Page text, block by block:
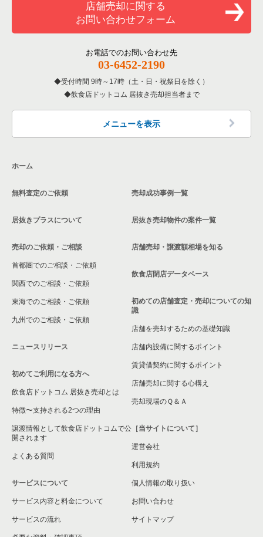
大阪府の寿司の居抜き売却物件の案件一覧
大阪府の鉄板焼き・お好み焼の居抜き売却物件の案件一覧
大阪府のアジア料理の居抜き売却物件の案件一覧
大阪府のカフェの居抜き売却物件の案件一覧
大阪府のお弁当・惣菜・デリの居抜き売却物件の案件一覧
大阪府のカラオケ・パブ・スナックの居抜き売却物件の案件一
大阪府の和食の居抜き売却物件の案件一覧
大阪府の洋食の居抜き売却物件の案件一覧
大阪府のその他の居抜き売却物件の案件一覧
東大阪市のテイクアウトの居抜き売却物件の案件一覧
東大阪市のカラオケ・パブ・スナックの居抜き売却物件の案件
東大阪市の和食の居抜き売却物件の案件一覧
東大阪市の洋食の居抜き売却物件の案件一覧
東大阪市のその他の居抜き売却物件の案件一覧
布施駅の居酒屋・ダイニングバーの居抜き売却物件の案件一覧
布施駅の洋食の居抜き売却物件の案件一覧
布施駅のその他の居抜き売却物件の案件一覧
布施駅の1階の飲食店の居抜き売却物件の案件一覧
大阪府の現賃料20万円以下の飲食店の居抜き売却物件の案件一
一覧
店舗売却に関する
お問い合わせフォーム
お電話でのお問い合わせ先
03-6452-2190
受付時間 9時～17時（土・日・祝祭日を除く）
飲食店ドットコム 居抜き売却担当者まで
メニューを表示
ホーム
無料査定のご依頼
居抜きプラスについて
売却のご依頼・ご相談
首都圏でのご相談・ご依頼
関西でのご相談・ご依頼
東海でのご相談・ご依頼
九州でのご相談・ご依頼
ニュースリリース
初めてご利用になる方へ
飲食店ドットコム 居抜き売却とは
特徴〜支持される2つの理由
譲渡情報として飲食店ドットコムで公
開されます
よくある質問
サービスについて
サービス内容と料金について
サービスの流れ
売却成功事例一覧
居抜き売却物件の案件一覧
店舗売却・譲渡額相場を知る
飲食店閉店データベース
初めての店舗査定・売却についての知
識
店舗を売却するための基礎知識
店舗内設備に関するポイント
賃貸借契約に関するポイント
店舗売却に関する心構え
売却現場のＱ＆Ａ
［当サイトについて］
運営会社
利用規約
個人情報の取り扱い
お問い合わせ
サイトマップ